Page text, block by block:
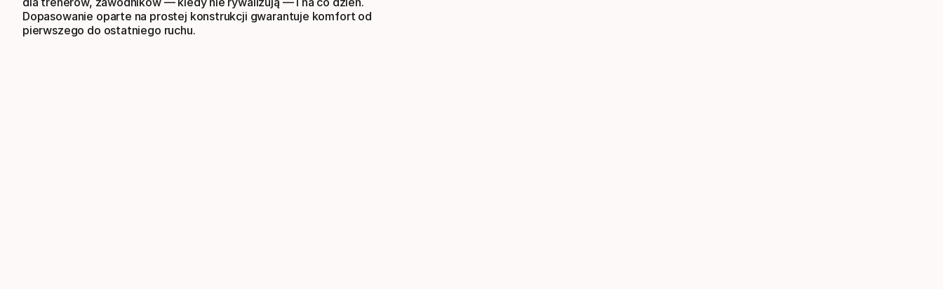
Dopasowanie oparte na prostej konstrukcji gwarantuje komfort od
pierwszego do ostatniego ruchu.